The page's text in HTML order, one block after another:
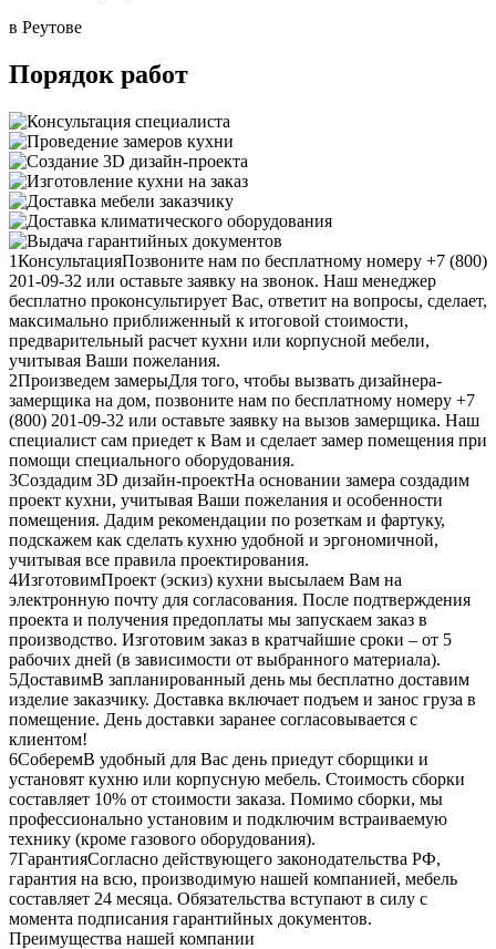
в Реутове
Порядок работ
1КонсультацияПозвоните нам по бесплатному номеру +7 (800)
201-09-32 или оставьте заявку на звонок. Наш менеджер
бесплатно проконсультирует Вас, ответит на вопросы, сделает,
максимально приближенный к итоговой стоимости,
предварительный расчет кухни или корпусной мебели,
учитывая Ваши пожелания.
2Произведем замерыДля того, чтобы вызвать дизайнера-
замерщика на дом, позвоните нам по бесплатному номеру +7
(800) 201-09-32 или оставьте заявку на вызов замерщика. Наш
специалист сам приедет к Вам и сделает замер помещения при
помощи специального оборудования.
3Создадим 3D дизайн-проектНа основании замера создадим
проект кухни, учитывая Ваши пожелания и особенности
помещения. Дадим рекомендации по розеткам и фартуку,
подскажем как сделать кухню удобной и эргономичной,
учитывая все правила проектирования.
4ИзготовимПроект (эскиз) кухни высылаем Вам на
электронную почту для согласования. После подтверждения
проекта и получения предоплаты мы запускаем заказ в
производство. Изготовим заказ в кратчайшие сроки – от 5
рабочих дней (в зависимости от выбранного материала).
5ДоставимВ запланированный день мы бесплатно доставим
изделие заказчику. Доставка включает подъем и занос груза в
помещение. День доставки заранее согласовывается с
клиентом!
6СоберемВ удобный для Вас день приедут сборщики и
установят кухню или корпусную мебель. Стоимость сборки
составляет 10% от стоимости заказа. Помимо сборки, мы
профессионально установим и подключим встраиваемую
технику (кроме газового оборудования).
7ГарантияСогласно действующего законодательства РФ,
гарантия на всю, производимую нашей компанией, мебель
составляет 24 месяца. Обязательства вступают в силу с
момента подписания гарантийных документов.
Преимущества нашей компании